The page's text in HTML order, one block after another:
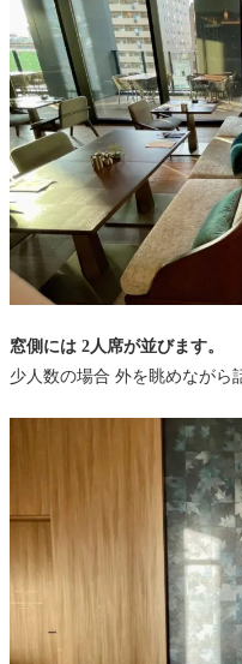
窓側には 2人席が並びます。
少人数の場合 外を眺めながら